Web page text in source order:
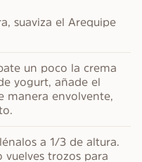
suaviza el Arequipe
un poco la crema
yogurt, añade el
manera envolvente,
a 1/3 de altura.
trozos para